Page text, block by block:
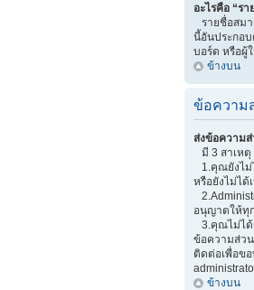
อะไรคือ “ร
รายชื่อสม
นี้อันประกอ
บอร์ด หรือผู้
ข้างบน
ข้อความ
ส่งข้อความ
มี 3 สาเหตุ
1.คุณยังไม่
หรือยังไม่ได้
อนุญาตให้ทุ
3.คุณไม่ไ
ข้อความส่ว
ติดต่อเพื่อข
ข้างบน